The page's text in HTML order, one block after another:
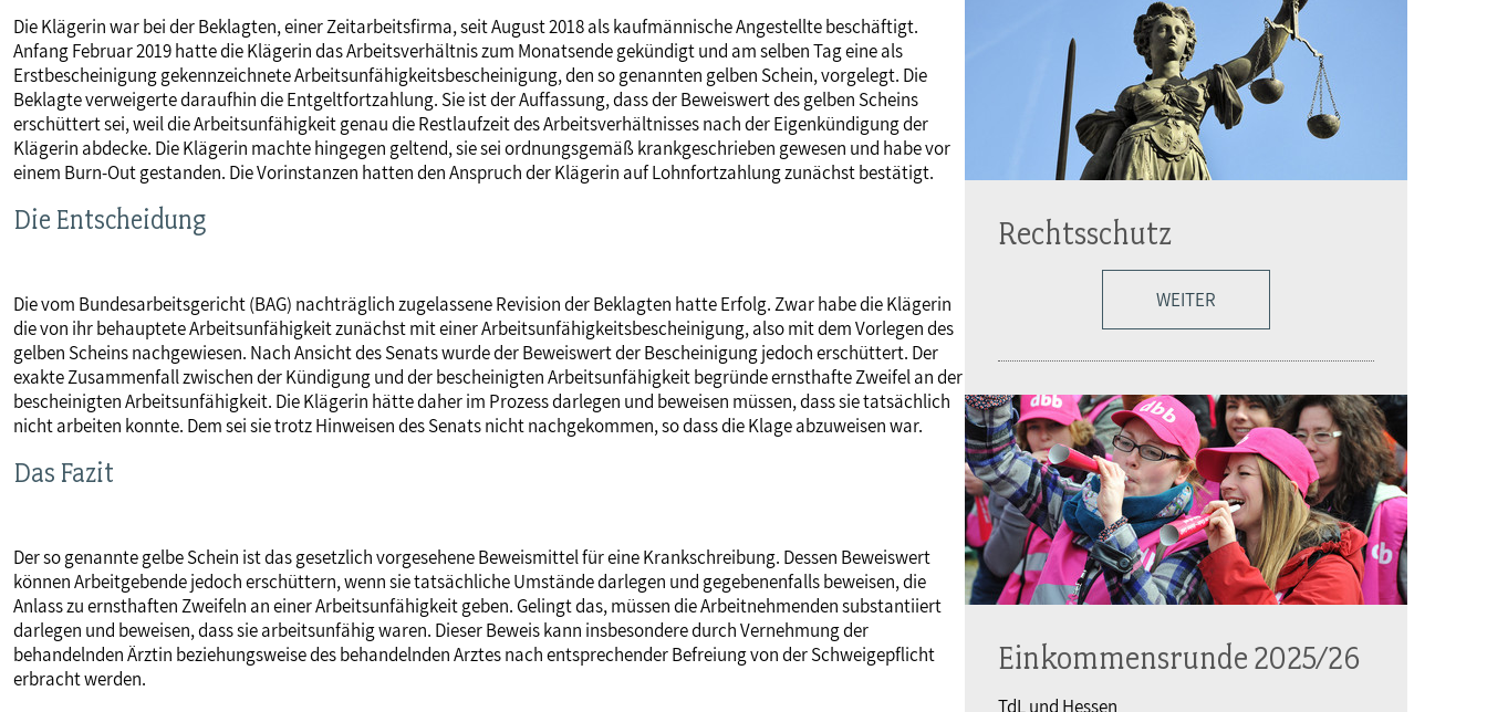
Senioren
Rechtsprechung
Die Klägerin war bei der Beklagten, einer Zeitarbeitsfirma, seit August 2018 als kaufmännische Angestellte beschäftigt.
Anfang Februar 2019 hatte die Klägerin das Arbeitsverhältnis zum Monatsende gekündigt und am selben Tag eine als
Erstbescheinigung gekennzeichnete Arbeitsunfähigkeitsbescheinigung, den so genannten gelben Schein, vorgelegt. Die
Beklagte verweigerte daraufhin die Entgeltfortzahlung. Sie ist der Auffassung, dass der Beweiswert des gelben Scheins
erschüttert sei, weil die Arbeitsunfähigkeit genau die Restlaufzeit des Arbeitsverhältnisses nach der Eigenkündigung der
Klägerin abdecke. Die Klägerin machte hingegen geltend, sie sei ordnungsgemäß krankgeschrieben gewesen und habe vor
einem Burn-Out gestanden. Die Vorinstanzen hatten den Anspruch der Klägerin auf Lohnfortzahlung zunächst bestätigt.
Die Entscheidung
Die vom Bundesarbeitsgericht (BAG) nachträglich zugelassene Revision der Beklagten hatte Erfolg. Zwar habe die Klägerin
die von ihr behauptete Arbeitsunfähigkeit zunächst mit einer Arbeitsunfähigkeitsbescheinigung, also mit dem Vorlegen des
gelben Scheins nachgewiesen. Nach Ansicht des Senats wurde der Beweiswert der Bescheinigung jedoch erschüttert. Der
exakte Zusammenfall zwischen der Kündigung und der bescheinigten Arbeitsunfähigkeit begründe ernsthafte Zweifel an der
bescheinigten Arbeitsunfähigkeit. Die Klägerin hätte daher im Prozess darlegen und beweisen müssen, dass sie tatsächlich
nicht arbeiten konnte. Dem sei sie trotz Hinweisen des Senats nicht nachgekommen, so dass die Klage abzuweisen war.
Das Fazit
Der so genannte gelbe Schein ist das gesetzlich vorgesehene Beweismittel für eine Krankschreibung. Dessen Beweiswert
können Arbeitgebende jedoch erschüttern, wenn sie tatsächliche Umstände darlegen und gegebenenfalls beweisen, die
Anlass zu ernsthaften Zweifeln an einer Arbeitsunfähigkeit geben. Gelingt das, müssen die Arbeitnehmenden substantiiert
darlegen und beweisen, dass sie arbeitsunfähig waren. Dieser Beweis kann insbesondere durch Vernehmung der
behandelnden Ärztin beziehungsweise des behandelnden Arztes nach entsprechender Befreiung von der Schweigepflicht
erbracht werden.
Rechtsschutz
WEITER
Einkommensrunde 2025/26
TdL und Hessen